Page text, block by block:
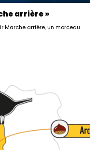
arrière »
Marche arrière, un morceau